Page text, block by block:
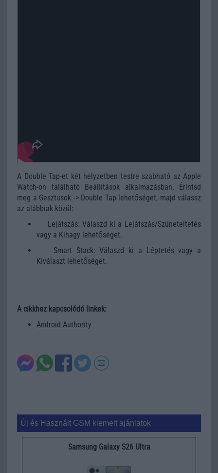
A Double Tap-et két helyzetben testre szabható az Apple
Watch-on található Beállítások alkalmazásban. Érintsd
meg a Gesztusok -> Double Tap lehetőséget, majd válassz
az alábbiak közül:
Lejátszás: Válaszd ki a Lejátszás/Szüneteltetés
vagy a Kihagy lehetőséget.
Smart Stack: Válaszd ki a Léptetés vagy a
Kiválaszt lehetőséget.
A cikkhez kapcsolódó linkek:
Android Authority
Új és Használt GSM kiemelt ajánlatok
Samsung Galaxy S26 Ultra